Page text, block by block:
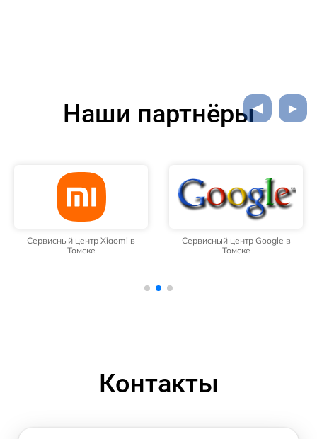
Наши партнёры
Сервисный центр Xiaomi в
Томске
Сервисный центр Google в
Томске
Контакты